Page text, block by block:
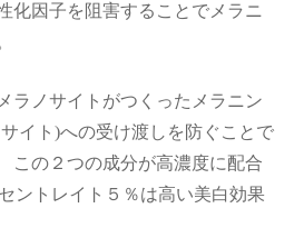
化因子を阻害することでメラニ
ラノサイトがつくったメラニン
イト )への受け渡しを防ぐことで
の２つの成分が高濃度に配合
ントレイト５％は高い美白効果